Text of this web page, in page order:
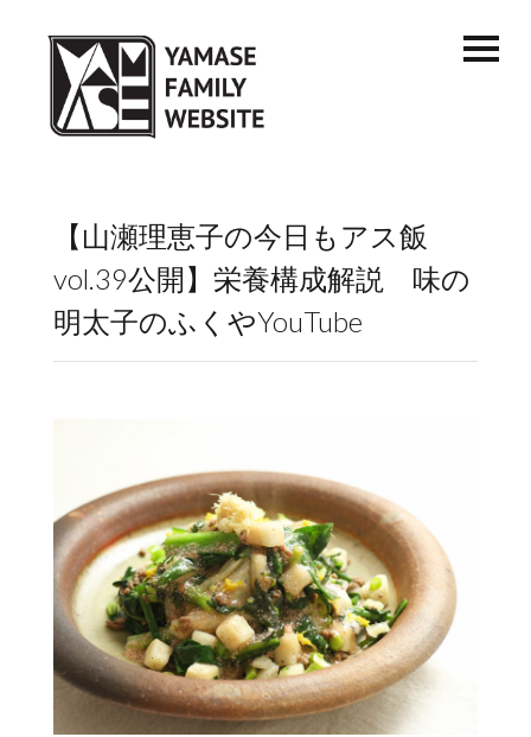
【山瀬理恵子の今日もアス飯
vol.39公開】栄養構成解説 味の
明太子のふくやYouTube